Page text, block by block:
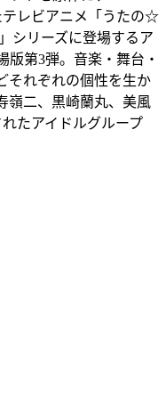
テレビアニメ「うたの☆
シリーズに登場するア
版第3弾。音楽・舞台・
それぞれの個性を生か
嶺二、黒崎蘭丸、美風
たアイドルグループ